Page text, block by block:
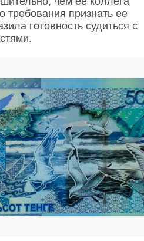
признать ее
готовность судиться с